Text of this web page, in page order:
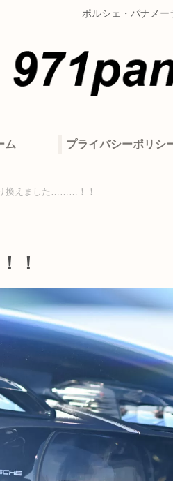
ポルシェ・パナメ
ム プライバシーポリシ
換えました………！！
！